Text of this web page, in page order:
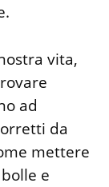
vita,
ad
da
mettere
e